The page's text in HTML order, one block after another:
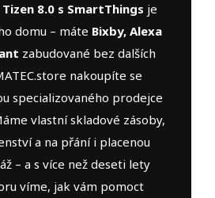
Tizen 8.0 s SmartThings je
domu – máte Bixby, Alexa
zabudované bez dalších
nakoupíte se
specializovaného prodejce
vlastní skladové zásoby,
a na přání i placenou
– a s více než deseti lety
víme, jak vám pomoct